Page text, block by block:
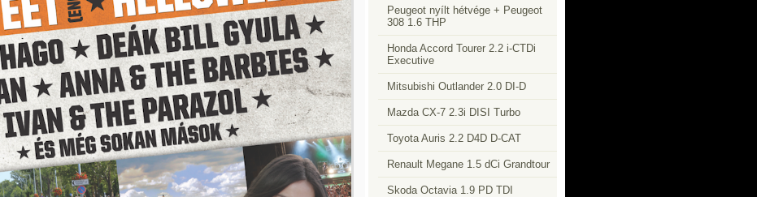
Peugeot nyílt hétvége + Peugeot
308 1.6 THP
Honda Accord Tourer 2.2 i-CTDi
Executive
Mitsubishi Outlander 2.0 DI-D
Mazda CX-7 2.3i DISI Turbo
Toyota Auris 2.2 D4D D-CAT
Renault Megane 1.5 dCi Grandtour
Skoda Octavia 1.9 PD TDI